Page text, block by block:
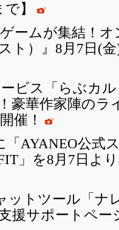
】
ームが集結！
ト）』8月7日(
ビス「らぶカ
豪華作家陣の
催！
「AYANEO公式
」を8月7日よ
ットツール「ナ
援サポートペー